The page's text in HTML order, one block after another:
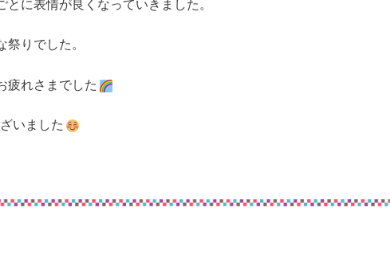
に表情が良くなっていきました。
りでした。
疲れさまでした
いました